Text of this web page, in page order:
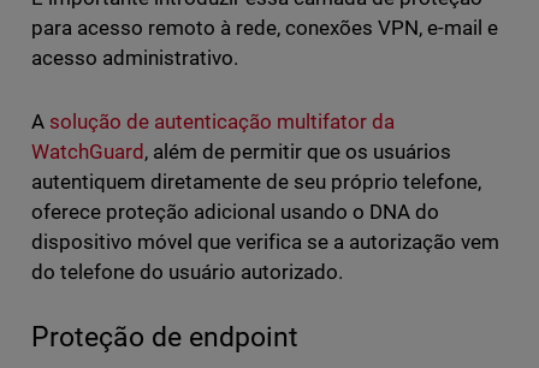
para acesso remoto à rede, conexões VPN, e-mail e
acesso administrativo.
A solução de autenticação multifator da
WatchGuard , além de permitir que os usuários
autentiquem diretamente de seu próprio telefone,
oferece proteção adicional usando o DNA do
dispositivo móvel que verifica se a autorização vem
do telefone do usuário autorizado.
Proteção de endpoint